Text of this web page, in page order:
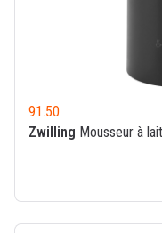
91.50
Zwilling Mousseur à